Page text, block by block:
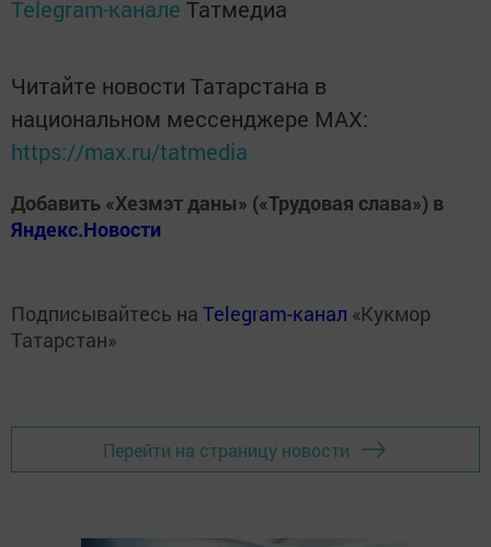
Telegram-канале Татмедиа
Читайте новости Татарстана в
национальном мессенджере MАХ:
https://max.ru/tatmedia
Добавить «Хезмэт даны» («Трудовая слава») в
Яндекс.Новости
Подписывайтесь на Telegram-канал «Кукмор
Татарстан»
Перейти на страницу новости